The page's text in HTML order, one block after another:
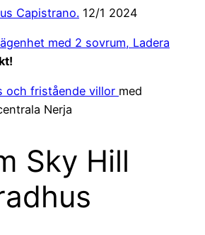
Capistrano. 12/1 2024
med 2 sovrum, Ladera
och fristående villor med
Nerja
Sky Hill